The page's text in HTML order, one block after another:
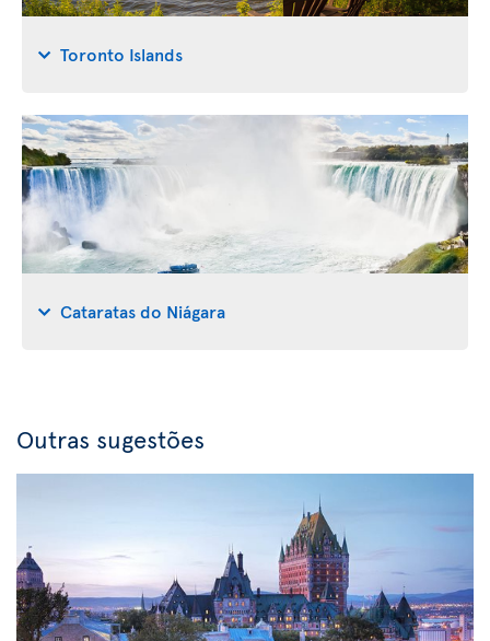
Toronto Islands
Cataratas do Niágara
Outras sugestões